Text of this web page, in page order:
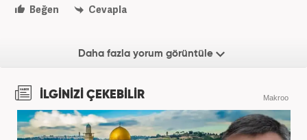
Beğen
Cevapla
Daha fazla yorum görüntüle
İLGİNİZİ ÇEKEBİLİR Makroo